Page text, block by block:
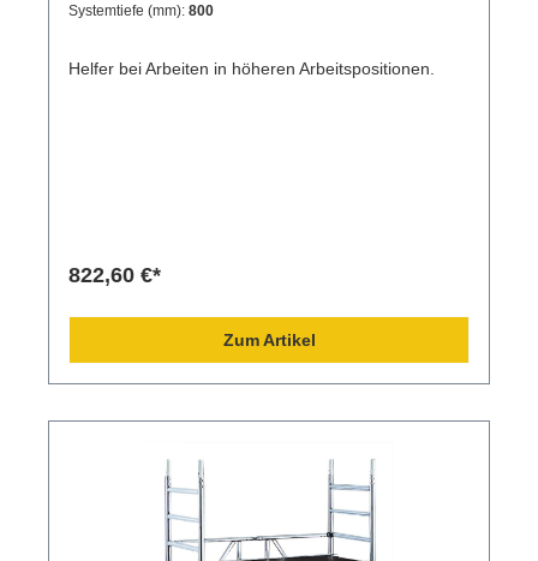
Systemtiefe (mm): 800
Helfer bei Arbeiten in höheren Arbeitspositionen.
822,60 €*
Zum Artikel